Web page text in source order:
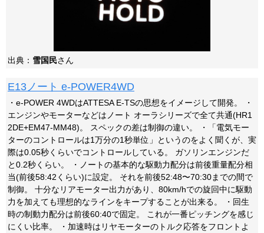
出典： 雪国民さん
E13ノート e-POWER4WD
・e-POWER 4WDはATTESA E-TSの思想をイメージして開発。 ・
エンジンやモーターなどはノート オーラシリーズで全て共通(HR1
2DE+EM47-MM48)。 スペックの差は制御の違い。 ・「電気モー
ターのコントロールは1万分の1秒単位」というのをよく聞くが、実
際は0.05秒くらいでコントロールしている。 ガソリンエンジンだ
と0.2秒くらい。 ・ノートの基本的な駆動力配分は前後重量配分相
当(前後58:42くらい)に設定。 それを前後52:48〜70:30までの間で
制御。 十分なリアモーター出力があり、80km/hでの旋回中に駆動
力を加えても理想的なラインをキープすることが出来る。 ・回生
時の制動力配分は前後60:40で固定。 これが一番ピッチングを感じ
にくい比率。 ・加速時はリヤモーターのトルク応答をフロントよ